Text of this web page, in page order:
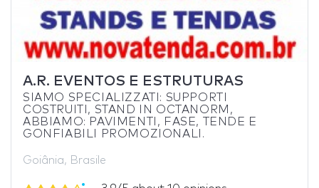
A.R. EVENTOS E ESTRUTURAS
SIAMO SPECIALIZZATI: SUPPORTI
COSTRUITI, STAND IN OCTANORM,
ABBIAMO: PAVIMENTI, FASE, TENDE E
GONFIABILI PROMOZIONALI.
Goiânia, Brasile